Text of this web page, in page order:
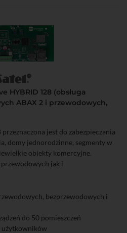
HYBRID 128 (obsługa
ABAX 2 i przewodowych,
jest do zabezpieczania
domy jednorodzinne, segmenty w
obiekty komercyjne.
jak i
bezprzewodowych i
do 50 pomieszczeń
użytkowników